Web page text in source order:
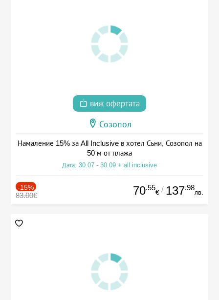
виж офертата
Созопол
Намаление 15% за All Inclusive в хотел Съни, Созопол на
50 м от плажа
Дата: 30.07 - 30.09 + all inclusive
-15%
83.00€ 70.55
€ / 137.98
лв.